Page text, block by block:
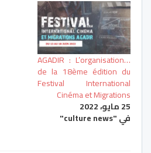
…AGADIR : L’organisation
de la 18ème édition du
Festival International
Cinéma et Migrations
25 مايو، 2022
في "culture news"